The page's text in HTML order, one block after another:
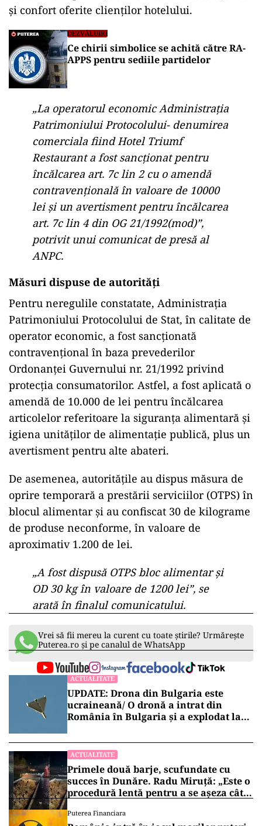
și confort oferite clienților hotelului.
DEZVĂLUIRI
Ce chirii simbolice se achită către RA-
APPS pentru sediile partidelor
„La operatorul economic Administrația
Patrimoniului Protocolului- denumirea
comerciala fiind Hotel Triumf
Restaurant a fost sancționat pentru
încălcarea art. 7c lin 2 cu o amendă
contravențională în valoare de 10000
lei și un avertisment pentru încălcarea
art. 7c lin 4 din OG 21/1992(mod)”,
potrivit unui comunicat de presă al
ANPC.
Măsuri dispuse de autorități
Pentru neregulile constatate, Administrația
Patrimoniului Protocolului de Stat, în calitate de
operator economic, a fost sancționată
contravențional în baza prevederilor
Ordonanței Guvernului nr. 21/1992 privind
protecția consumatorilor. Astfel, a fost aplicată o
amendă de 10.000 de lei pentru încălcarea
articolelor referitoare la siguranța alimentară și
igiena unităților de alimentație publică, plus un
avertisment pentru alte abateri.
De asemenea, autoritățile au dispus măsura de
oprire temporară a prestării serviciilor (OTPS) în
blocul alimentar și au confiscat 30 de kilograme
de produse neconforme, în valoare de
aproximativ 1.200 de lei.
„A fost dispusă OTPS bloc alimentar și
OD 30 kg în valoare de 1200 lei”, se
arată în finalul comunicatului.
Vrei să fii mereu la curent cu toate știrile? Urmărește
Puterea.ro și pe canalul de WhatsApp
ACTUALITATE
UPDATE: Drona din Bulgaria este
ucraineană/ O dronă a intrat din
România în Bulgaria şi a explodat la
ACTUALITATE
Primele două barje, scufundate cu
succes în Dunăre. Radu Miruță: „Este o
procedură lentă pentru a se așeza cât
Puterea Financiara